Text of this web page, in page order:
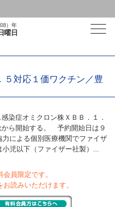
8）年
曜日
５対応１価ワクチン／豊
染症オミクロン株ＸＢＢ．１．
から開始する。 予約開始日は９
による個別医療機関でファイザ
児以下（ファイザー社製）...
員限定です。
読みいただけます。